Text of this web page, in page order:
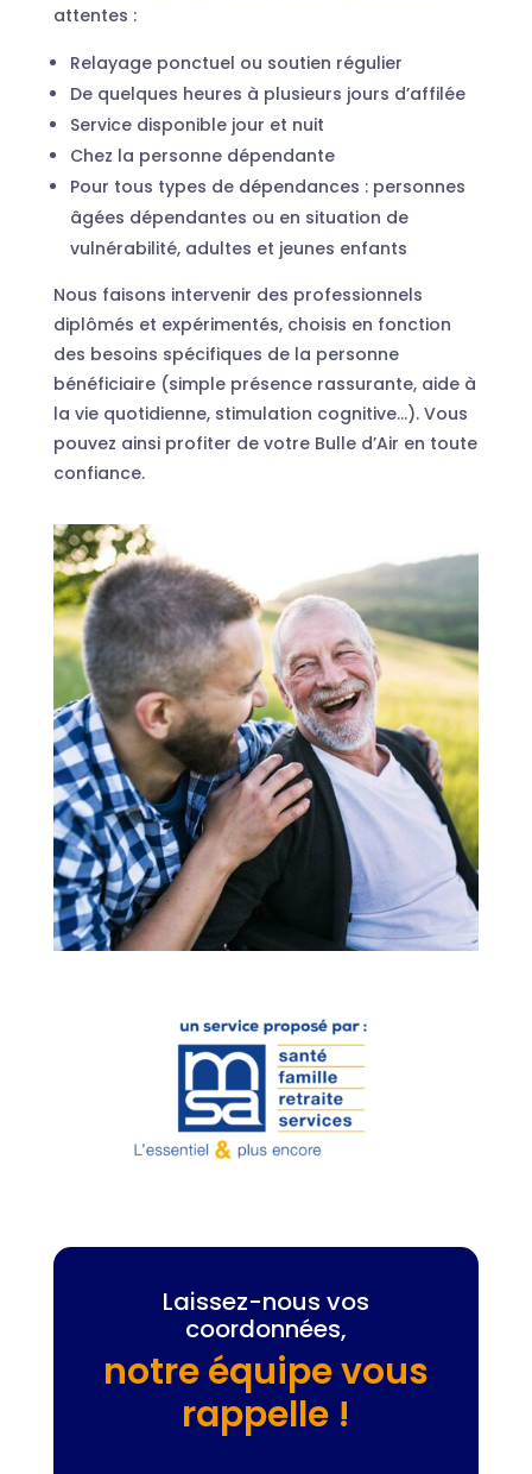
attentes :
Relayage ponctuel ou soutien régulier
De quelques heures à plusieurs jours d’affilée
Service disponible jour et nuit
Chez la personne dépendante
Pour tous types de dépendances : personnes
âgées dépendantes ou en situation de
vulnérabilité, adultes et jeunes enfants
Nous faisons intervenir des professionnels
diplômés et expérimentés, choisis en fonction
des besoins spécifiques de la personne
bénéficiaire (simple présence rassurante, aide à
la vie quotidienne, stimulation cognitive…). Vous
pouvez ainsi profiter de votre Bulle d’Air en toute
confiance.
Laissez-nous vos
coordonnées,
notre équipe vous
rappelle !